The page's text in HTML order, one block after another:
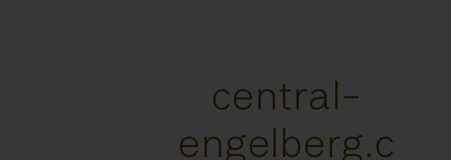
central-
engelberg.c